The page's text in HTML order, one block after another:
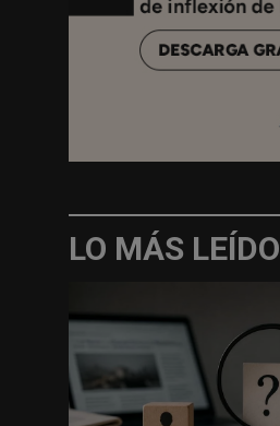
LO MÁS LEÍDO